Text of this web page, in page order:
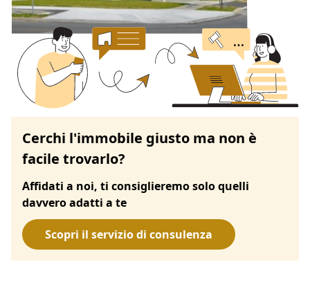
Cerchi l'immobile giusto ma non è
facile trovarlo?
Affidati a noi, ti consiglieremo solo quelli
davvero adatti a te
Scopri il servizio di consulenza